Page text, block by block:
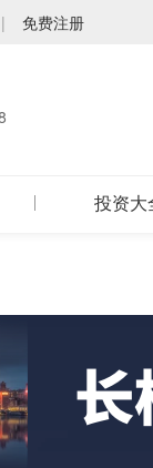
| 免费注册
投资大